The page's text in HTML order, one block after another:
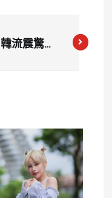
韓流震驚世